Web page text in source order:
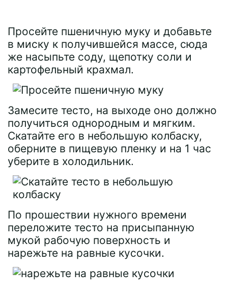
Просейте пшеничную муку и добавьте
в миску к получившейся массе, сюда
же насыпьте соду, щепотку соли и
картофельный крахмал.
Замесите тесто, на выходе оно должно
получиться однородным и мягким.
Скатайте его в небольшую колбаску,
оберните в пищевую пленку и на 1 час
уберите в холодильник.
По прошествии нужного времени
переложите тесто на присыпанную
мукой рабочую поверхность и
нарежьте на равные кусочки.